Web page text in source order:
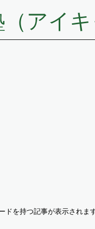
アイキ
を持つ記事が表示されます